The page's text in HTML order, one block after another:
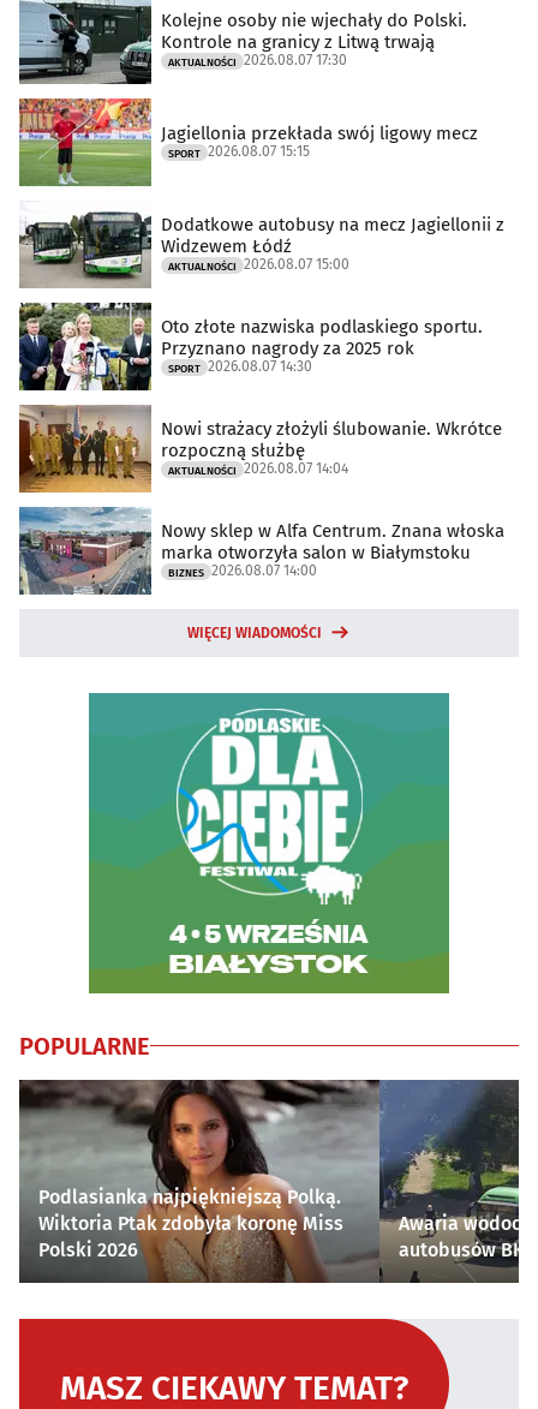
Kolejne osoby nie wjechały do Polski.
Kontrole na granicy z Litwą trwają
AKTUALNOŚCI 2026.08.07 17:30
Jagiellonia przekłada swój ligowy mecz
SPORT 2026.08.07 15:15
Dodatkowe autobusy na mecz Jagiellonii z
Widzewem Łódź
AKTUALNOŚCI 2026.08.07 15:00
Oto złote nazwiska podlaskiego sportu.
Przyznano nagrody za 2025 rok
SPORT 2026.08.07 14:30
Nowi strażacy złożyli ślubowanie. Wkrótce
rozpoczną służbę
AKTUALNOŚCI 2026.08.07 14:04
Nowy sklep w Alfa Centrum. Znana włoska
marka otworzyła salon w Białymstoku
BIZNES 2026.08.07 14:00
WIĘCEJ WIADOMOŚCI
POPULARNE
Podlasianka najpiękniejszą Polką.
Wiktoria Ptak zdobyła koronę Miss
Polski 2026
Awaria
autobusów
MASZ CIEKAWY TEMAT?